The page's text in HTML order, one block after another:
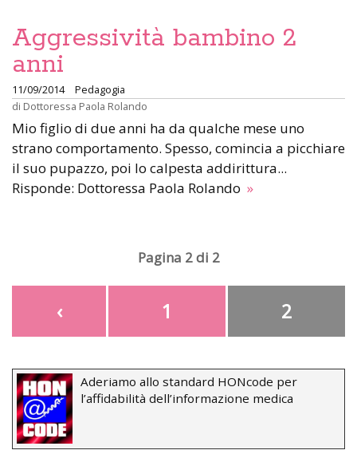
Aggressività bambino 2
anni
11/09/2014
Pedagogia
di Dottoressa Paola Rolando
Mio figlio di due anni ha da qualche mese uno
strano comportamento. Spesso, comincia a picchiare
il suo pupazzo, poi lo calpesta addirittura...
Risponde: Dottoressa Paola Rolando »
Pagina 2 di 2
‹ 1 2
Aderiamo allo standard HONcode per
l’affidabilità dell’informazione medica